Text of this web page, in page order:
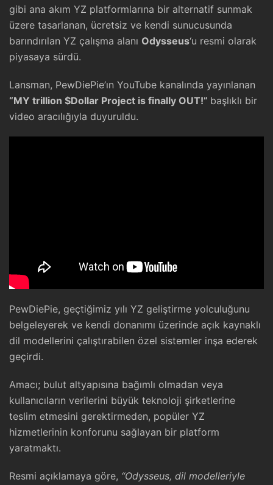
gibi ana akım YZ platformlarına bir alternatif sunmak
üzere tasarlanan, ücretsiz ve kendi sunucusunda
barındırılan YZ çalışma alanı Odysseus‘u resmi olarak
piyasaya sürdü.
Lansman, PewDiePie’ın YouTube kanalında yayınlanan
“MY trillion $Dollar Project is finally OUT!” başlıklı bir
video aracılığıyla duyuruldu.
PewDiePie, geçtiğimiz yılı YZ geliştirme yolculuğunu
belgeleyerek ve kendi donanımı üzerinde açık kaynaklı
dil modellerini çalıştırabilen özel sistemler inşa ederek
geçirdi.
Amacı; bulut altyapısına bağımlı olmadan veya
kullanıcıların verilerini büyük teknoloji şirketlerine
teslim etmesini gerektirmeden, popüler YZ
hizmetlerinin konforunu sağlayan bir platform
yaratmaktı.
Resmi açıklamaya göre, “Odysseus, dil modelleriyle